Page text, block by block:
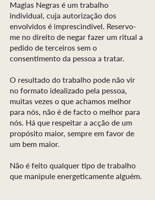
Magias Negras é um trabalho
individual, cuja autorização dos
envolvidos é imprescindível. Reservo-
me no direito de negar fazer um ritual a
pedido de terceiros sem o
consentimento da pessoa a tratar.
O resultado do trabalho pode não vir
no formato idealizado pela pessoa,
muitas vezes o que achamos melhor
para nós, não é de facto o melhor para
nós. Há que respeitar a acção de um
propósito maior, sempre em favor de
um bem maior.
Não é feito qualquer tipo de trabalho
que manipule energeticamente alguém.